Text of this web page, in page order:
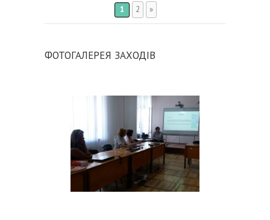
1 2 »
ФОТОГАЛЕРЕЯ ЗАХОДІВ